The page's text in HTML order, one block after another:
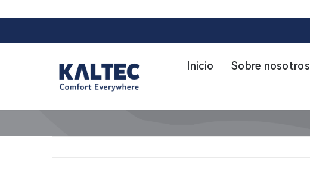
Inicio Sobre nosotros